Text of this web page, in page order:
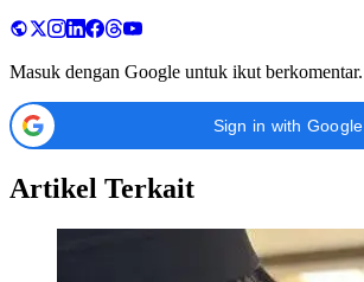
Masuk dengan Google untuk ikut berkomentar.
Sign in with Google
Artikel Terkait